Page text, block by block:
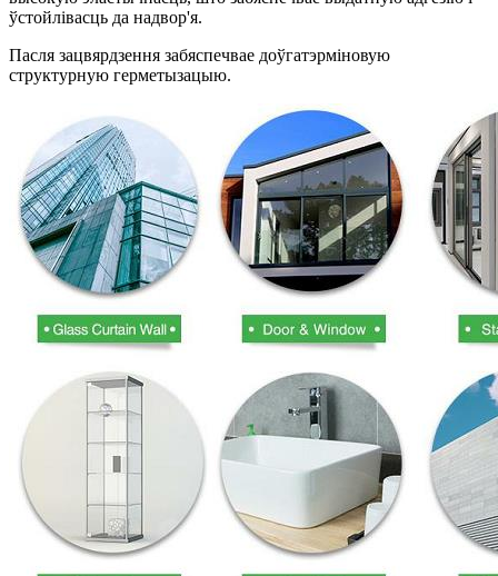
ўстойлівасць да надвор'я.
Пасля зацвярдзення забяспечвае доўгатэрміновую
структурную герметызацыю.